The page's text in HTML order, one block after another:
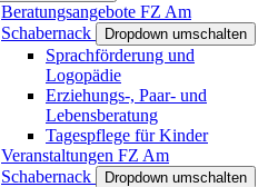
Beratungsangebote FZ Am
Schabernack
Dropdown umschalten
Sprachförderung und
Logopädie
Erziehungs-, Paar- und
Lebensberatung
Tagespflege für Kinder
Veranstaltungen FZ Am
Schabernack
Dropdown umschalten